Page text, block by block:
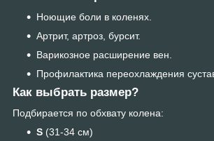
Ноющие боли в коленях.
Артрит, артроз, бурсит.
Варикозное расширение вен.
Профилактика переохлаждения
Как выбрать размер?
Подбирается по обхвату колена:
S (31-34 см)